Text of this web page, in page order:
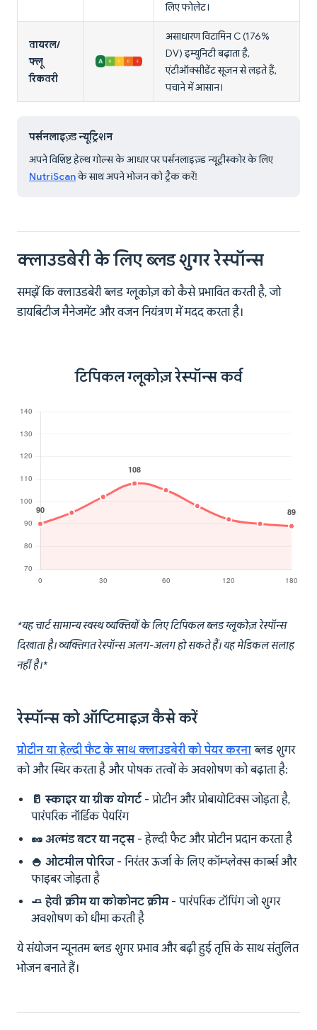
लिए फोलेट।
वायरल/
फ्लू
रिकवरी
असाधारण विटामिन C (176%
DV) इम्युनिटी बढ़ाता है,
एंटीऑक्सीडेंट सूजन से लड़ते हैं,
पचाने में आसान।
पर्सनलाइज़्ड न्यूट्रिशन
अपने विशिष्ट हेल्थ गोल्स के आधार पर पर्सनलाइज़्ड न्यूट्रीस्कोर के लिए
NutriScanके साथ अपने भोजन को ट्रैक करें!
क्लाउडबेरी के लिए ब्लड शुगर रेस्पॉन्स
समझें कि क्लाउडबेरी ब्लड ग्लूकोज़ को कैसे प्रभावित करती है, जो
डायबिटीज मैनेजमेंट और वजन नियंत्रण में मदद करता है।
टिपिकल ग्लूकोज़ रेस्पॉन्स कर्व
*यह चार्ट सामान्य स्वस्थ व्यक्तियों के लिए टिपिकल ब्लड ग्लूकोज़ रेस्पॉन्स
दिखाता है। व्यक्तिगत रेस्पॉन्स अलग-अलग हो सकते हैं। यह मेडिकल सलाह
नहीं है।*
रेस्पॉन्स को ऑप्टिमाइज़ कैसे करें
प्रोटीन या हेल्दी फैट के साथ क्लाउडबेरी को पेयर करना ब्लड शुगर
को और स्थिर करता है और पोषक तत्वों के अवशोषण को बढ़ाता है:
🥛 स्काइर या ग्रीक योगर्ट - प्रोटीन और प्रोबायोटिक्स जोड़ता है,
पारंपरिक नॉर्डिक पेयरिंग
🥜 अल्मंड बटर या नट्स - हेल्दी फैट और प्रोटीन प्रदान करता है
🍚 ओटमील पोरिज- निरंतर ऊर्जा के लिए कॉम्प्लेक्स कार्ब्स और
फाइबर जोड़ता है
🧈 हेवी क्रीम या कोकोनट क्रीम- पारंपरिक टॉपिंग जो शुगर
अवशोषण को धीमा करती है
ये संयोजन न्यूनतम ब्लड शुगर प्रभाव और बढ़ी हुई तृप्ति के साथ संतुलित
भोजन बनाते हैं।